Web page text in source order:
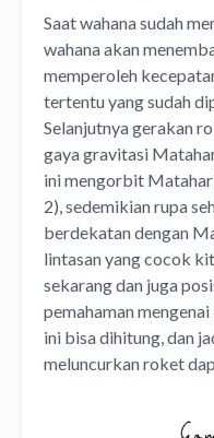
Saat wahana sudah
wahana akan
memperoleh
tertentu yang sudah
Selanjutnya gerakan
gaya gravitasi
ini mengorbit
2), sedemikian rupa
berdekatan dengan
lintasan yang cocok
sekarang dan juga
pemahaman
ini bisa dihitung, dan
meluncurkan roket